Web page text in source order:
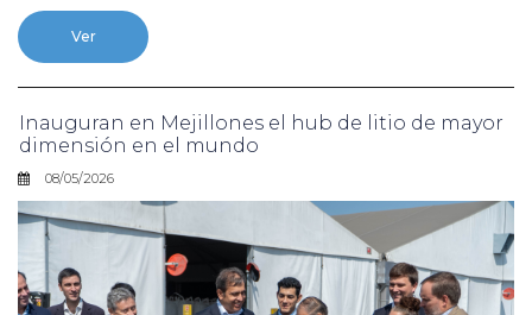
Ver
Inauguran en Mejillones el hub de litio de mayor
dimensión en el mundo
08/05/2026